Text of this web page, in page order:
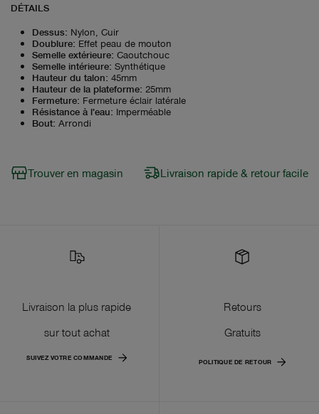
DÉTAILS
Dessus: Nylon, Cuir
Doublure: Effet peau de mouton
Semelle extérieure: Caoutchouc
Semelle intérieure: Synthétique
Hauteur du talon: 45mm
Hauteur de la plateforme: 25mm
Fermeture: Fermeture éclair latérale
Résistance à l'eau: Imperméable
Bout: Arrondi
Trouver en magasin Livraison rapide & retour facile
Livraison la plus rapide
sur tout achat
SUIVEZ VOTRE COMMANDE
Retours
Gratuits
POLITIQUE DE RETOUR